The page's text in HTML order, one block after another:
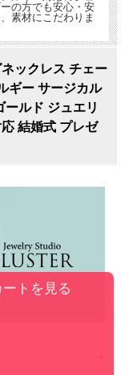
の方でも安心・安
素材にこだわりま
ックレス チェー
ギー サージカル
ルド ジュエリ
結婚式 プレゼ
ートを見る